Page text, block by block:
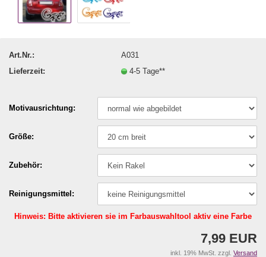
Art.Nr.:
A031
Lieferzeit:
4-5 Tage**
Motivausrichtung:
Größe:
Zubehör:
Reinigungsmittel:
Hinweis: Bitte aktivieren sie im Farbauswahltool aktiv eine Farbe
7,99 EUR
inkl. 19% MwSt. zzgl. Versand